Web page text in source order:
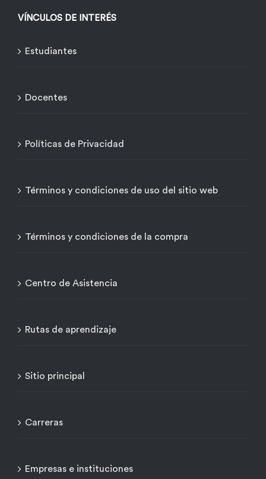
VÍNCULOS DE INTERÉS
Estudiantes
Docentes
Políticas de Privacidad
Términos y condiciones de uso del sitio web
Términos y condiciones de la compra
Centro de Asistencia
Rutas de aprendizaje
Sitio principal
Carreras
Empresas e instituciones